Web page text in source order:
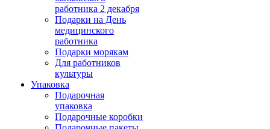
работника 2 декабря
Подарки на День
медицинского
работника
Подарки морякам
Для работников
культуры
Упаковка
Подарочная
упаковка
Подарочные коробки